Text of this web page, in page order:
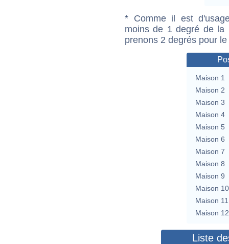
* Comme il est
moins de 1 degré de la
prenons 2 degrés pour
Maison 1
Maison 2
Maison 3
Maison 4
Maison 5
Maison 6
Maison 7
Maison 8
Maison 9
Maison 10
Maison 11
Maison 12
Liste